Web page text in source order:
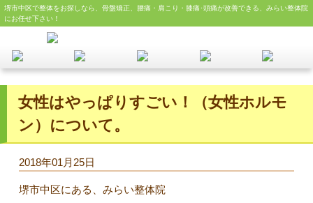
堺市中区で整体をお探しなら、骨盤矯正、腰痛・肩こり・膝痛･頭痛が改善できる、みらい整体院
にお任せ下さい！
女性はやっぱりすごい！（女性ホルモ
ン）について。
2018年01月25日
堺市中区にある、みらい整体院